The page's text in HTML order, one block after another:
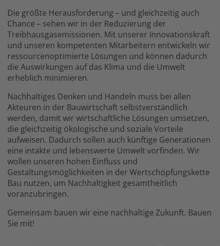
Die größte Herausforderung – und gleichzeitig auch
Chance – sehen wir in der Reduzierung der
Treibhausgasemissionen. Mit unserer Innovationskraft
und unseren kompetenten Mitarbeitern entwickeln wir
ressourcenoptimierte Lösungen und können dadurch
die Auswirkungen auf das Klima und die Umwelt
erheblich minimieren.
Nachhaltiges Denken und Handeln muss bei allen
Akteuren in der Bauwirtschaft selbstverständlich
werden, damit wir wirtschaftliche Lösungen umsetzen,
die gleichzeitig ökologische und soziale Vorteile
aufweisen. Dadurch sollen auch künftige Generationen
eine intakte und lebenswerte Umwelt vorfinden. Wir
wollen unseren hohen Einfluss und
Gestaltungsmöglichkeiten in der Wertschöpfungskette
Bau nutzen, um Nachhaltigkeit gesamtheitlich
voranzubringen.
Gemeinsam bauen wir eine nachhaltige Zukunft. Bauen
Sie mit!